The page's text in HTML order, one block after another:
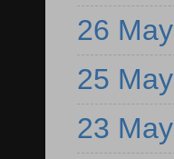
26 May
25 May
23 May